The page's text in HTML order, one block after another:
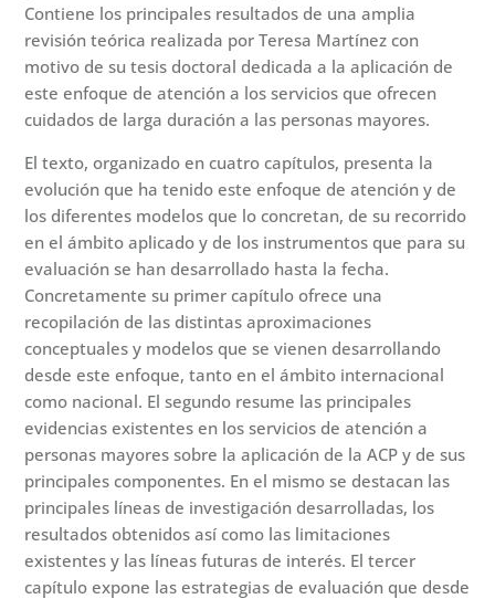
Contiene los principales resultados de una amplia
revisión teórica realizada por Teresa Martínez con
motivo de su tesis doctoral dedicada a la aplicación de
este enfoque de atención a los servicios que ofrecen
cuidados de larga duración a las personas mayores.
El texto, organizado en cuatro capítulos, presenta la
evolución que ha tenido este enfoque de atención y de
los diferentes modelos que lo concretan, de su recorrido
en el ámbito aplicado y de los instrumentos que para su
evaluación se han desarrollado hasta la fecha.
Concretamente su primer capítulo ofrece una
recopilación de las distintas aproximaciones
conceptuales y modelos que se vienen desarrollando
desde este enfoque, tanto en el ámbito internacional
como nacional. El segundo resume las principales
evidencias existentes en los servicios de atención a
personas mayores sobre la aplicación de la ACP y de sus
principales componentes. En el mismo se destacan las
principales líneas de investigación desarrolladas, los
resultados obtenidos así como las limitaciones
existentes y las líneas futuras de interés. El tercer
capítulo expone las estrategias de evaluación que desde